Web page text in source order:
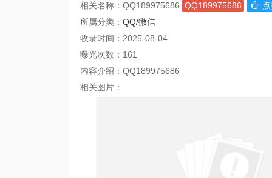
相关名称：QQ189975686 QQ189975686
所属分类：QQ/微信
收录时间：2025-08-04
曝光次数：161
内容介绍：QQ189975686
相关图片：